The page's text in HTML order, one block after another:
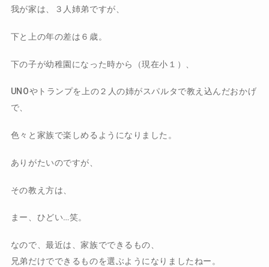
我が家は、３人姉弟ですが、
下と上の年の差は６歳。
下の子が幼稚園になった時から（現在小１）、
UNOやトランプを上の２人の姉がスパルタで教え込んだおかげ
で、
色々と家族で楽しめるようになりました。
ありがたいのですが、
その教え方は、
まー、ひどい…笑。
なので、最近は、家族でできるもの、
兄弟だけでできるものを選ぶようになりましたねー。